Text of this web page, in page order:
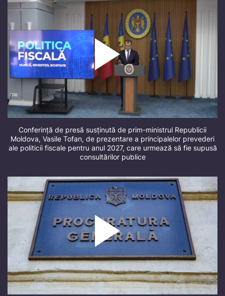
Conferință de presă susținută de prim-ministrul Republicii
Moldova, Vasile Tofan, de prezentare a principalelor prevederi
ale politicii fiscale pentru anul 2027, care urmează să fie supusă
consultărilor publice